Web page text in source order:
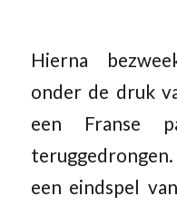
Hierna
onder de druk
een Franse
een eindspel